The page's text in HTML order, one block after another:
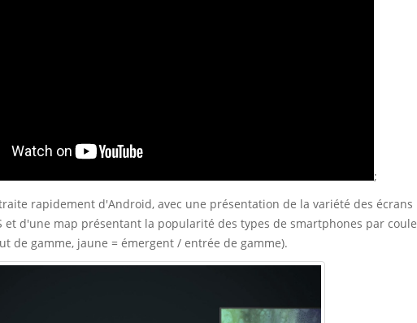
;
rapidement d'Android, avec une présentation de la variété des écrans
et d'une map présentant la popularité des types de smartphones par
de gamme, jaune = émergent / entrée de gamme).